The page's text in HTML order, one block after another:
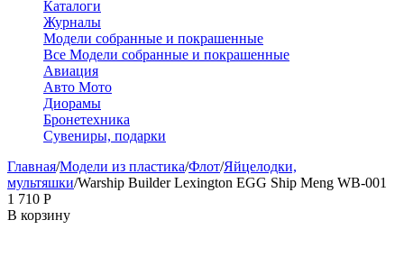
Каталоги
Журналы
Модели собранные и покрашенные
Все Модели собранные и покрашенные
Авиация
Авто Мото
Диорамы
Бронетехника
Сувениры, подарки
Главная/Модели из пластика/Флот/Яйцелодки,
мультяшки/Warship Builder Lexington EGG Ship Meng WB-001
1 710 Р
В корзину